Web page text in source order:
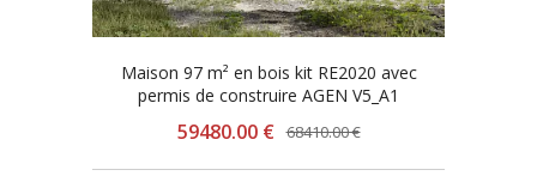
Maison 97 m² en bois kit RE2020 avec
permis de construire AGEN V5_A1
59480.00 € 68410.00 €